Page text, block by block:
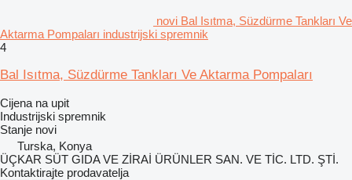
novi Bal Isıtma, Süzdürme Tankları Ve
Aktarma Pompaları industrijski spremnik
4
Bal Isıtma, Süzdürme Tankları Ve Aktarma Pompaları
Cijena na upit
Industrijski spremnik
Stanje novi
Turska, Konya
ÜÇKAR SÜT GIDA VE ZİRAİ ÜRÜNLER SAN. VE TİC. LTD. ŞTİ.
Kontaktirajte prodavatelja